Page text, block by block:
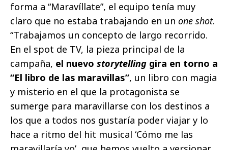
forma a “Maravíllate”, el equipo tenía muy
claro que no estaba trabajando en un one shot.
“Trabajamos un concepto de largo recorrido.
En el spot de TV, la pieza principal de la
campaña, el nuevo storytelling gira en torno a
“El libro de las maravillas”, un libro con magia
y misterio en el que la protagonista se
sumerge para maravillarse con los destinos a
los que a todos nos gustaría poder viajar y lo
hace a ritmo del hit musical ‘Cómo me las